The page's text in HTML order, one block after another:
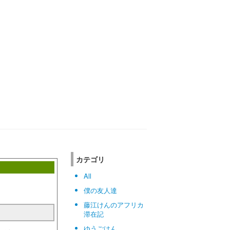
カテゴリ
All
僕の友人達
藤江けんのアフリカ
滞在記